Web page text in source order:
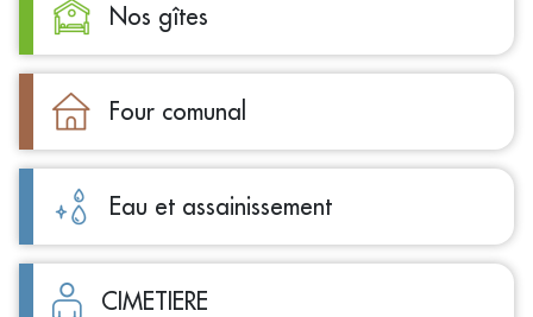
Nos gîtes
Four comunal
Eau et assainissement
CIMETIERE